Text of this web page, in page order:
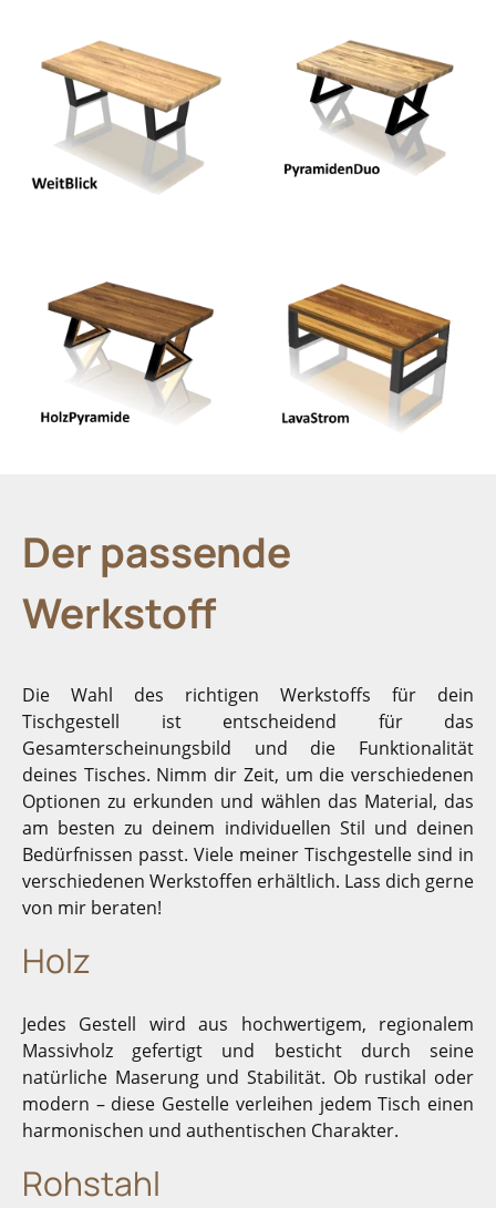
Die Wahl des richtigen Werkstoffs für dein
Tischgestell ist entscheidend für das
Gesamterscheinungsbild und die Funktionalität
deines Tisches. Nimm dir Zeit, um die verschiedenen
Optionen zu erkunden und wählen das Material, das
am besten zu deinem individuellen Stil und deinen
Bedürfnissen passt. Viele meiner Tischgestelle sind in
verschiedenen Werkstoffen erhältlich. Lass dich gerne
von mir beraten!
Der passende
Werkstoff
Holz
Jedes Gestell wird aus hochwertigem, regionalem
Massivholz gefertigt und besticht durch seine
natürliche Maserung und Stabilität. Ob rustikal oder
modern – diese Gestelle verleihen jedem Tisch einen
harmonischen und authentischen Charakter.
Rohstahl